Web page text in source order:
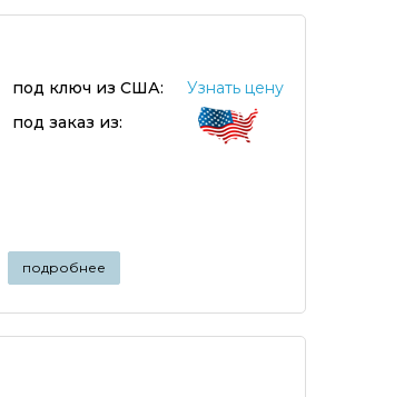
под ключ из США:
Узнать цену
под заказ из:
подробнее